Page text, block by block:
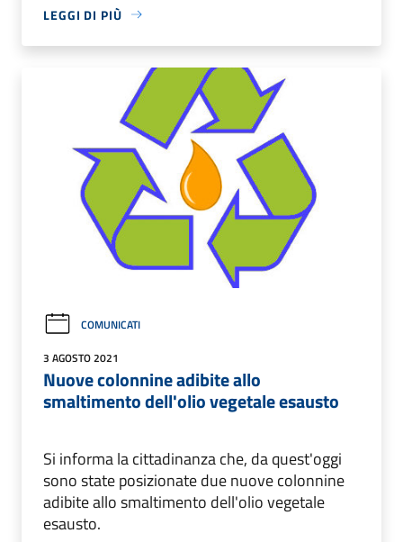
LEGGI DI PIÙ
COMUNICATI
3 AGOSTO 2021
Nuove colonnine adibite allo
smaltimento dell'olio vegetale esausto
Si informa la cittadinanza che, da quest'oggi
sono state posizionate due nuove colonnine
adibite allo smaltimento dell'olio vegetale
esausto.